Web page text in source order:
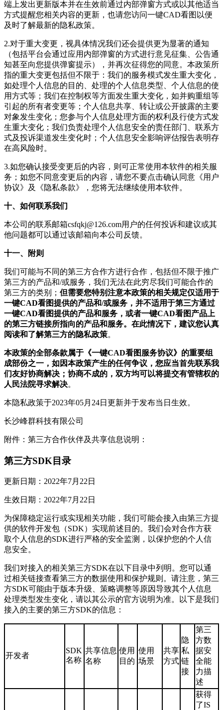
端上发出更新版本并在生效前通过内部弹窗方式或以其他适当
方式提醒您相关内容的更新，也请您访问一键CAD看图 以便
及时了解最新的隐私政策。
2.对于重大变更，视具体情况我们还会提供更为显著的通知
（包括平台会通过应用内部弹窗的方式进行意见征集、公告通
知甚至向您提供弹窗提示），并再次征得您的同意。本政策所
指的重大变更包括但不限于：我们的服务模式发生重大变化，
如处理个人信息的目的、处理的个人信息类型、个人信息的使
用方式等；我们在控制权等方面发生重大变化，如并购重组等
引起的所有者变更等；个人信息共享、转让或公开披露的主要
对象发生变化；您参与个人信息处理方面的权利及行使方式发
生重大变化；我们负责处理个人信息安全的责任部门、联系方
式及投诉渠道发生变化时；个人信息安全影响评估报告表明存
在高风险时。
3.如您确认接受变更后的内容，则可正常使用本软件的相关服
务；如您不同意变更后的内容，请您不要点击确认同意《用户
协议》及《隐私条款》，您将无法继续使用本软件。
十、如何联系我们
本公司的联系邮箱csfqkj@126.com用户的任何投诉和建议或其
他问题都可以通过该邮箱向本公司反馈。
十一、附则
我们可能与不同的第三方合作方进行合作，包括但不限于推广
第三方的产品和/或服务，我们无法在此穷尽我们可能合作的
第三方的类别； 但需要您特别注意本政策的相关规定仅适用于
一键CAD看图提供的产品和/或服务，并不适用于第三方通过
一键CAD看图提供的产品和服务，或者一键CAD看图产品上
的第三方链接所指向的产品和服务。在此情况下，建议您认真
阅读和了解第三方的隐私政策。
本政策的全部条款属于《一键CAD看图服务协议》的重要组
成部份之一，如因本政策产生的任何争议，您应当首先联系我
们友好协商解决；协商不成的，双方均可以将提交有管辖权的
人民法院寻求解决。
本隐私政策于2023年05月24日更新并于发布当日生效。
长沙峰群科技有限公司
附件：第三方合作伙伴及共享信息说明：
第三方SDK目录
更新日期：2022年7月22日
生效日期：2022年7月22日
为保障稳定运行或实现相关功能，我们可能会接入由第三方提
供的软件开发包（SDK）实现前述目的。我们会对合作方获
取个人信息的SDK进行严格的安全监测，以保护您的个人信
息安全。
我们对接入的相关第三方SDK在以下目录中列明。您可以通
过相关链接查看第三方的数据使用和保护规则。请注意，第三
方SDK可能由于版本升级、策略调整等原因导致其个人信息
处理类型发生变化，请以其公示的官方说明为准。以下是我们
接入的主要的第三方SDK的信息：
开发者
SDK
名称
共享信息
名称
使用
目的
使用
场景
共享
方式
隐
私
链
接
第三
方数
据安
全能
力描
述
获得
了IS